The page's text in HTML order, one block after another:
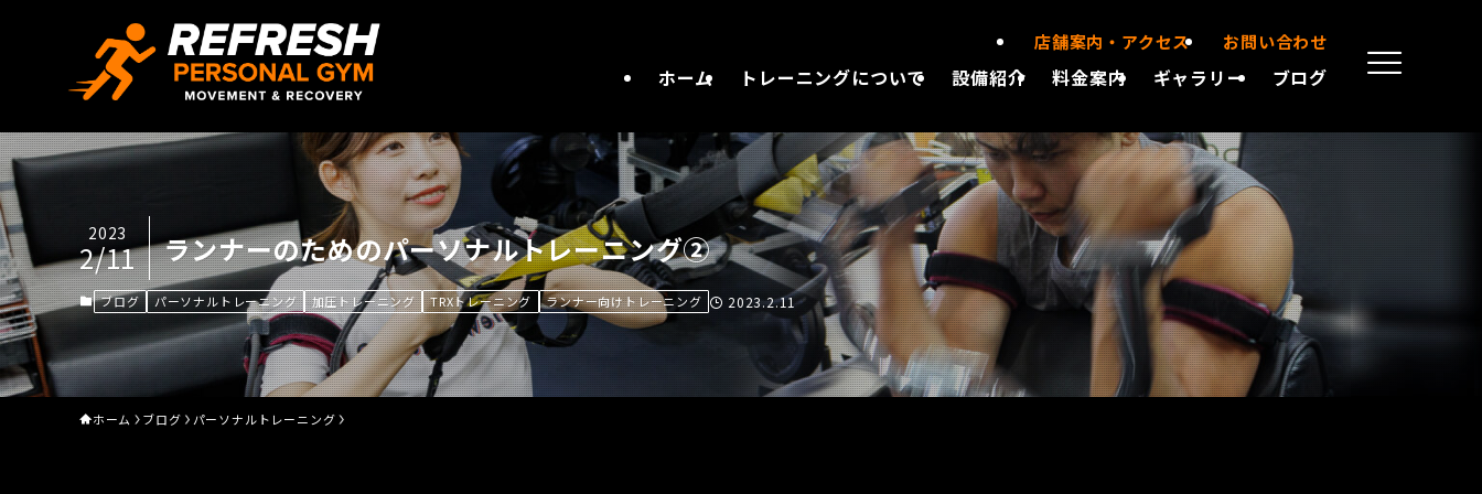
ホーム トレーニングについて 設備紹介 料金案内 ギャラリー ブログ
店舗案内・アクセス お問い合わせ
ランナーのためのパーソナルトレーニング②
2023
2/11
ブログ パーソナルトレーニング 加圧トレーニング TRXトレーニング ランナー向けトレーニング 2023.2.11
ホーム ブログ パーソナルトレーニング